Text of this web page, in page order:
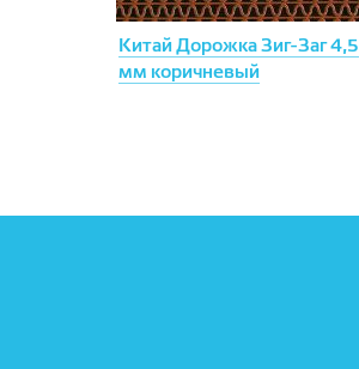
Китай Дорожка Зиг-Заг 4,5
мм коричневый